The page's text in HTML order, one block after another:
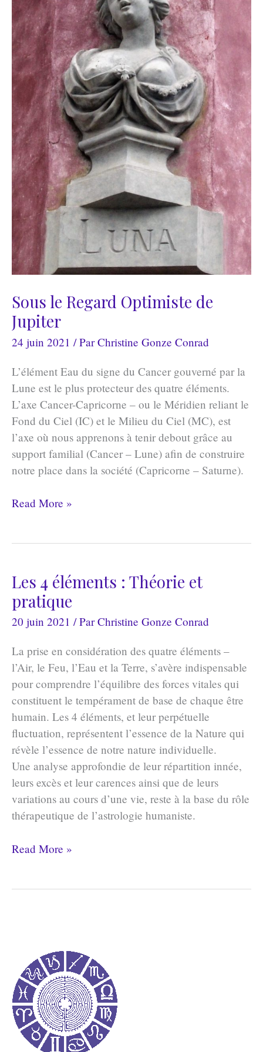
Sous le Regard Optimiste de
Jupiter
24 juin 2021 / ParChristine Gonze Conrad
L’élément Eau du signe du Cancer gouverné par la
Lune est le plus protecteur des quatre éléments.
L’axe Cancer-Capricorne – ou le Méridien reliant le
Fond du Ciel (IC) et le Milieu du Ciel (MC), est
l’axe où nous apprenons à tenir debout grâce au
support familial (Cancer – Lune) afin de construire
notre place dans la société (Capricorne – Saturne).
Sous
Jupiter
Read More »
Les 4 éléments : Théorie et
pratique
20 juin 2021 / ParChristine Gonze Conrad
La prise en considération des quatre éléments –
l’Air, le Feu, l’Eau et la Terre, s’avère indispensable
pour comprendre l’équilibre des forces vitales qui
constituent le tempérament de base de chaque être
humain. Les 4 éléments, et leur perpétuelle
fluctuation, représentent l’essence de la Nature qui
révèle l’essence de notre nature individuelle.
Une analyse approfondie de leur répartition innée,
leurs excès et leur carences ainsi que de leurs
variations au cours d’une vie, reste à la base du rôle
thérapeutique de l’astrologie humaniste.
Les
Read More »